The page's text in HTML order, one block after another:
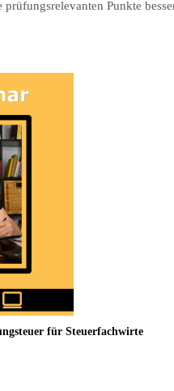
Punkte
für Steuerfachwirte